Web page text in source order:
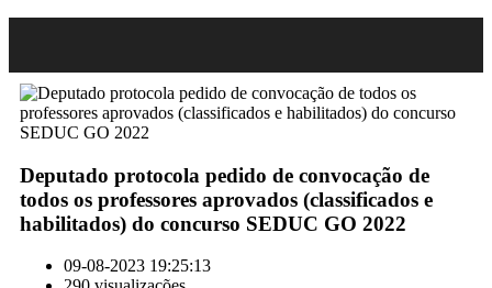
Deputado protocola pedido de convocação de
todos os professores aprovados (classificados e
habilitados) do concurso SEDUC GO 2022
09-08-2023 19:25:13